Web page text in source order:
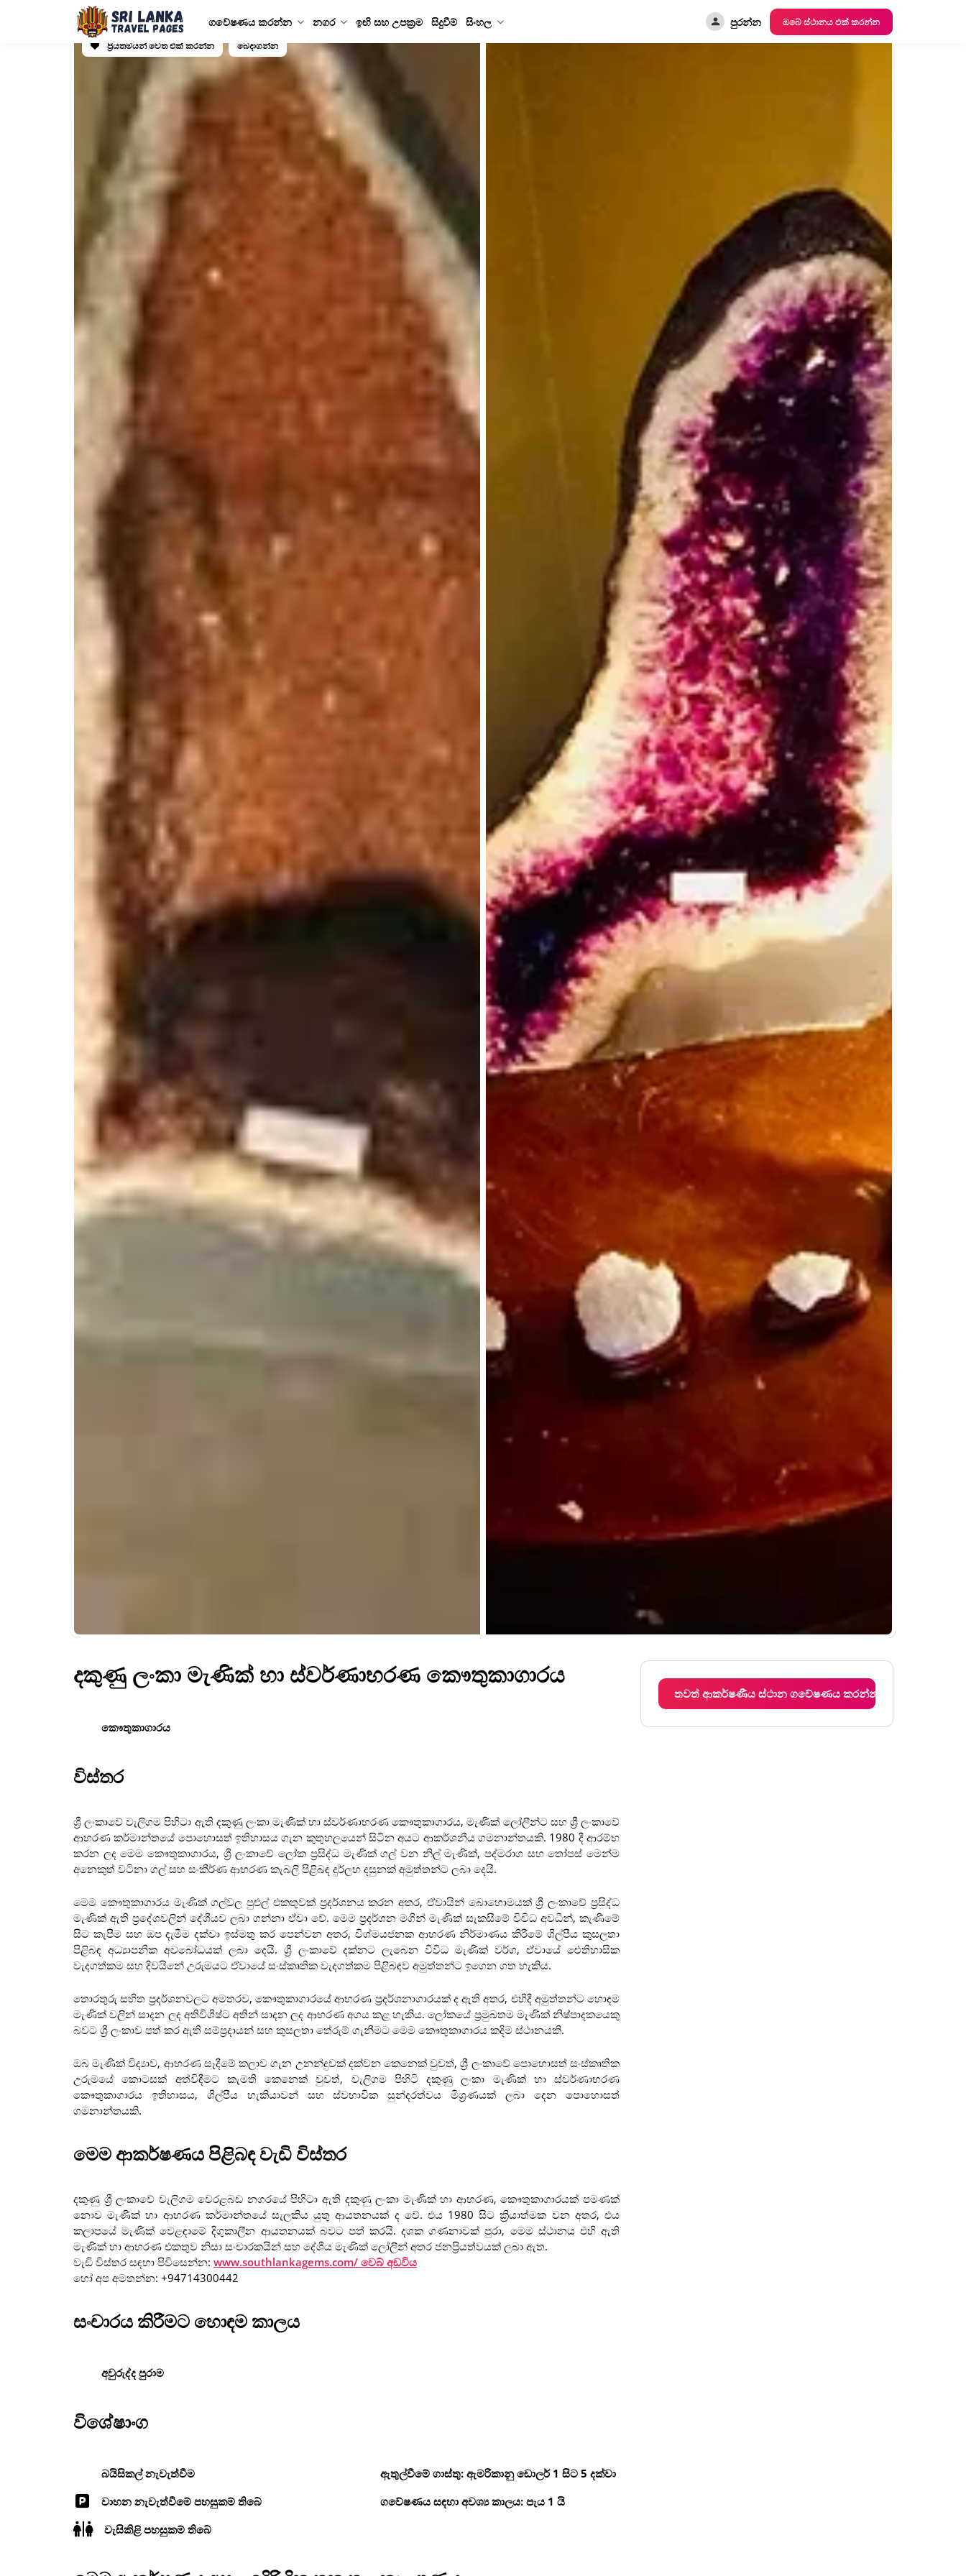
ගවේෂණය කරන්න නගර ඉඟි සහ උපක්‍රම සිදුවීම් සිංහල පුරන්න
ඔබේ ස්ථානය එක් කරන්න
ප්‍රියතමයන් වෙත එක් කරන්න
බෙදාගන්න
දකුණු ලංකා මැණික් හා ස්වර්ණාභරණ කෞතුකාගාරය
කෞතුකාගාරය
විස්තර
ශ්‍රී ලංකාවේ වැලිගම පිහිටා ඇති දකුණු ලංකා මැණික් හා ස්වර්ණාභරණ කෞතුකාගාරය, මැණික් ලෝලීන්ට සහ ශ්‍රී ලංකාවේ
ආභරණ කර්මාන්තයේ පොහොසත් ඉතිහාසය ගැන කුතුහලයෙන් සිටින අයට ආකර්ශනීය ගමනාන්තයකි. 1980 දී ආරම්භ
කරන ලද මෙම කෞතුකාගාරය, ශ්‍රී ලංකාවේ ලෝක ප්‍රසිද්ධ මැණික් ගල් වන නිල් මැණික්, පද්මරාග සහ තෝපස් මෙන්ම
අනෙකුත් වටිනා ගල් සහ සංකීර්ණ ආභරණ කැබලි පිළිබඳ දුර්ලභ දසුනක් අමුත්තන්ට ලබා දෙයි.
මෙම කෞතුකාගාරය මැණික් ගල්වල පුළුල් එකතුවක් ප්‍රදර්ශනය කරන අතර, ඒවායින් බොහොමයක් ශ්‍රී ලංකාවේ ප්‍රසිද්ධ
මැණික් ඇති ප්‍රදේශවලින් දේශීයව ලබා ගන්නා ඒවා වේ. මෙම ප්‍රදර්ශන මගින් මැණික් සැකසීමේ විවිධ අවධීන්, කැණීමේ
සිට කැපීම සහ ඔප දැමීම දක්වා ඉස්මතු කර පෙන්වන අතර, විශ්මයජනක ආභරණ නිර්මාණය කිරීමේ ශිල්පීය කුසලතා
පිළිබඳ අධ්‍යාපනික අවබෝධයක් ලබා දෙයි. ශ්‍රී ලංකාවේ දක්නට ලැබෙන විවිධ මැණික් වර්ග, ඒවායේ ඓතිහාසික
වැදගත්කම සහ දිවයිනේ උරුමයට ඒවායේ සංස්කෘතික වැදගත්කම පිළිබඳව අමුත්තන්ට ඉගෙන ගත හැකිය.
තොරතුරු සහිත ප්‍රදර්ශනවලට අමතරව, කෞතුකාගාරයේ ආභරණ ප්‍රදර්ශනාගාරයක් ද ඇති අතර, එහිදී අමුත්තන්ට හොඳම
මැණික් වලින් සාදන ලද අතිවිශිෂ්ට අතින් සාදන ලද ආභරණ අගය කළ හැකිය. ලෝකයේ ප්‍රමුඛතම මැණික් නිෂ්පාදකයෙකු
බවට ශ්‍රී ලංකාව පත් කර ඇති සම්ප්‍රදායන් සහ කුසලතා තේරුම් ගැනීමට මෙම කෞතුකාගාරය කදිම ස්ථානයකි.
ඔබ මැණික් විද්‍යාව, ආභරණ සෑදීමේ කලාව ගැන උනන්දුවක් දක්වන කෙනෙක් වුවත්, ශ්‍රී ලංකාවේ පොහොසත් සංස්කෘතික
උරුමයේ කොටසක් අත්විඳීමට කැමති කෙනෙක් වුවත්, වැලිගම පිහිටි දකුණු ලංකා මැණික් හා ස්වර්ණාභරණ
කෞතුකාගාරය ඉතිහාසය, ශිල්පීය හැකියාවන් සහ ස්වභාවික සුන්දරත්වය මිශ්‍රණයක් ලබා දෙන පොහොසත්
ගමනාන්තයකි.
මෙම ආකර්ෂණය පිළිබඳ වැඩි විස්තර
දකුණු ශ්‍රී ලංකාවේ වැලිගම වෙරළබඩ නගරයේ පිහිටා ඇති දකුණු ලංකා මැණික් හා ආභරණ, කෞතුකාගාරයක් පමණක්
නොව මැණික් හා ආභරණ කර්මාන්තයේ සැලකිය යුතු ආයතනයක් ද වේ. එය 1980 සිට ක්‍රියාත්මක වන අතර, එය
කලාපයේ මැණික් වෙළඳාමේ දිගුකාලීන ආයතනයක් බවට පත් කරයි. දශක ගණනාවක් පුරා, මෙම ස්ථානය එහි ඇති
මැණික් හා ආභරණ එකතුව නිසා සංචාරකයින් සහ දේශීය මැණික් ලෝලීන් අතර ජනප්‍රියත්වයක් ලබා ඇත.
වැඩි විස්තර සඳහා පිවිසෙන්න: www.southlankagems.com/ වෙබ් අඩවිය
හෝ අප අමතන්න: +94714300442
සංචාරය කිරීමට හොඳම කාලය
අවුරුද්ද පුරාම
විශේෂාංග
බයිසිකල් නැවැත්වීම
ඇතුල්වීමේ ගාස්තු: ඇමරිකානු ඩොලර් 1 සිට 5 දක්වා
වාහන නැවැත්වීමේ පහසුකම් තිබේ
ගවේෂණය සඳහා අවශ්‍ය කාලය: පැය 1 යි
වැසිකිළි පහසුකම් තිබේ
තවත් ආකර්ෂණීය ස්ථාන ගවේෂණය කරන්න